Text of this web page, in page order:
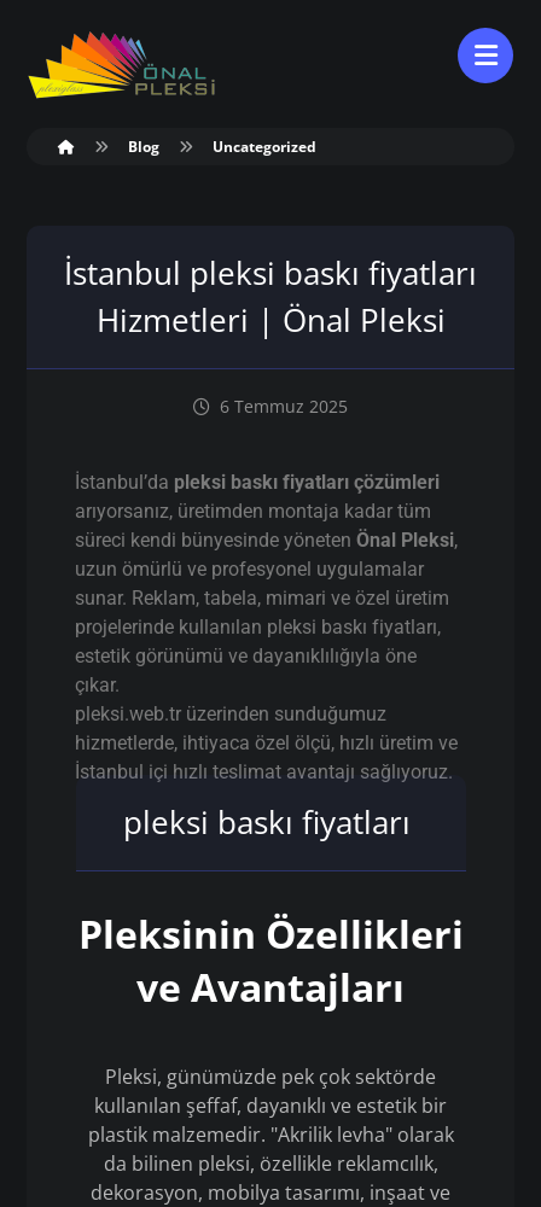
Blog Uncategorized
İstanbul pleksi baskı fiyatları
Hizmetleri | Önal Pleksi
6 Temmuz 2025
İstanbul’da pleksi baskı fiyatları çözümleri
arıyorsanız, üretimden montaja kadar tüm
süreci kendi bünyesinde yönetenÖnal Pleksi,
uzun ömürlü ve profesyonel uygulamalar
sunar. Reklam, tabela, mimari ve özel üretim
projelerinde kullanılan pleksi baskı fiyatları,
estetik görünümü ve dayanıklılığıyla öne
çıkar.
pleksi.web.tr üzerinden sunduğumuz
hizmetlerde, ihtiyaca özel ölçü, hızlı üretim ve
İstanbul içi hızlı teslimat avantajı sağlıyoruz.
pleksi baskı fiyatları
Pleksinin Özellikleri
ve Avantajları
Pleksi, günümüzde pek çok sektörde
kullanılan şeffaf, dayanıklı ve estetik bir
plastik malzemedir. "Akrilik levha" olarak
da bilinen pleksi, özellikle reklamcılık,
dekorasyon, mobilya tasarımı, inşaat ve